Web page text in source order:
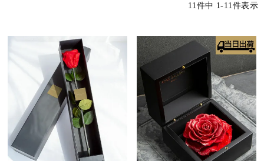
11 件中 1-11 件表示